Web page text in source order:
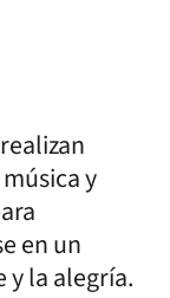
y
en un
y la alegría.